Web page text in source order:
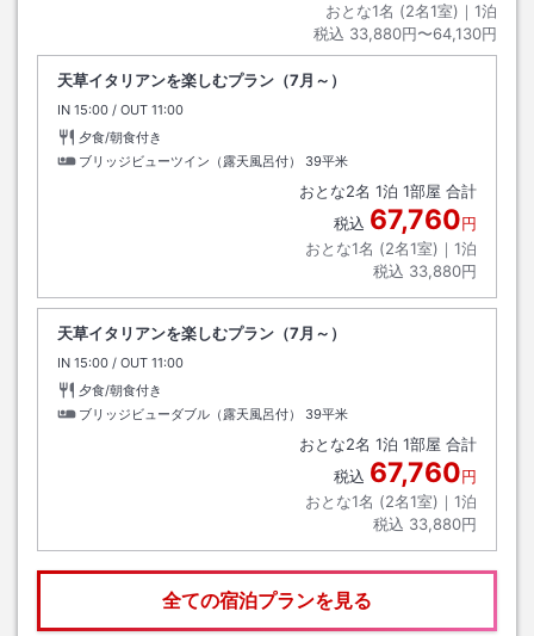
おとな1名 (2名1室)｜ 1泊
税込 33,880円〜64,130円
天草イタリアンを楽しむプラン（7月～）
IN チェックイン
15:00 / OUT チェックアウト
11:00
夕食/朝食付き
ブリッジビューツイン（露天風呂付）
39平米
おとな2名 1泊 1部屋 合計
税込 67,760円
おとな1名 (2名1室)｜ 1泊
税込 33,880円
天草イタリアンを楽しむプラン（7月～）
IN チェックイン
15:00 / OUT チェックアウト
11:00
夕食/朝食付き
ブリッジビューダブル（露天風呂付）
39平米
おとな2名 1泊 1部屋 合計
税込 67,760円
おとな1名 (2名1室)｜ 1泊
税込 33,880円
全ての宿泊プランを見る